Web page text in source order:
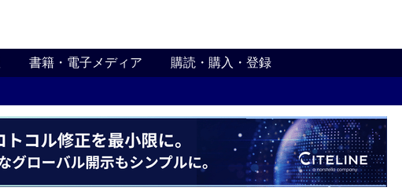
書籍・電子メディア 購読・購入・登録